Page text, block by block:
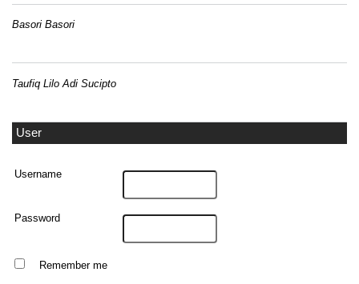
Basori Basori
Taufiq Lilo Adi Sucipto
User
Username
Password
Remember me